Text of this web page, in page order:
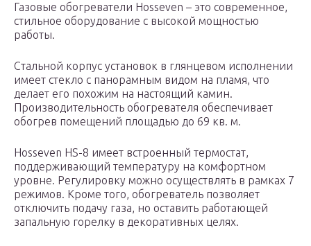
Газовые обогреватели Hosseven – это современное,
стильное оборудование с высокой мощностью
работы.
Стальной корпус установок в глянцевом исполнении
имеет стекло с панорамным видом на пламя, что
делает его похожим на настоящий камин.
Производительность обогревателя обеспечивает
обогрев помещений площадью до 69 кв. м.
Hosseven HS-8 имеет встроенный термостат,
поддерживающий температуру на комфортном
уровне. Регулировку можно осуществлять в рамках 7
режимов. Кроме того, обогреватель позволяет
отключить подачу газа, но оставить работающей
запальную горелку в декоративных целях.